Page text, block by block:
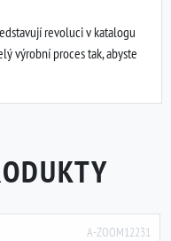
revoluci v katalogu
výrobní proces tak, abyste
A-ZOOM12231